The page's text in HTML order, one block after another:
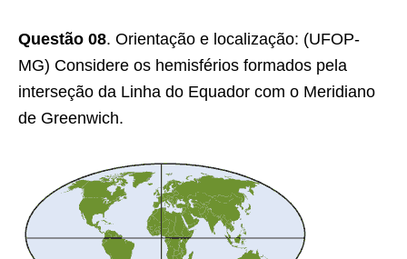
Questão 08. Orientação e localização: (UFOP-
MG) Considere os hemisférios formados pela
interseção da Linha do Equador com o Meridiano
de Greenwich.